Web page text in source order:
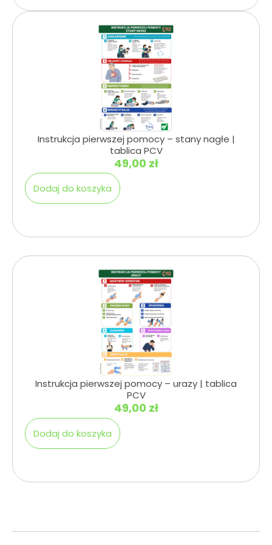
Instrukcja pierwszej pomocy – stany nagłe |
tablica PCV
49,00 zł
Dodaj do koszyka
Instrukcja pierwszej pomocy – urazy | tablica
PCV
49,00 zł
Dodaj do koszyka